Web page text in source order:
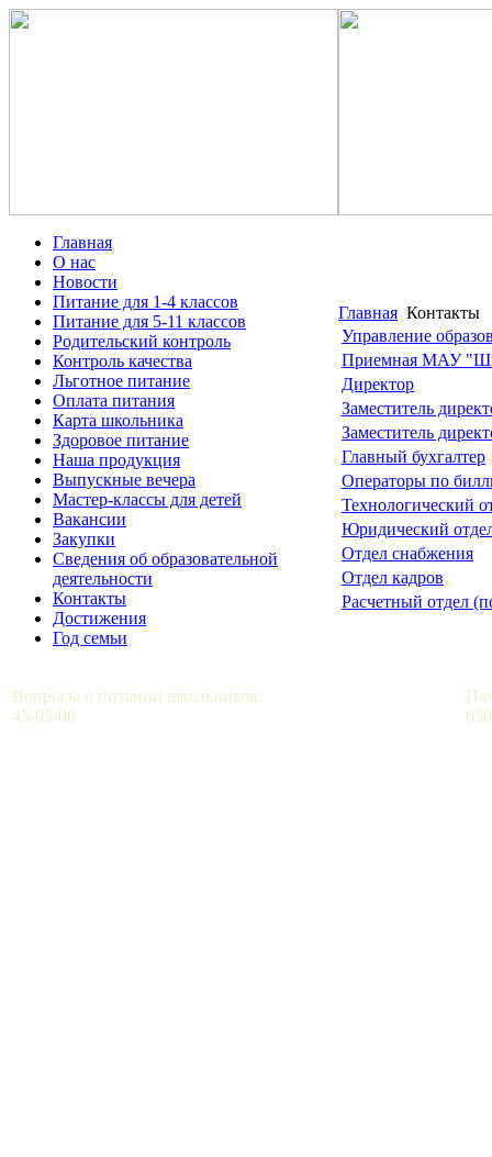
Главная
О нас
Новости
Питание для 1-4 классов
Питание для 5-11 классов
Родительский контроль
Контроль качества
Льготное питание
Оплата питания
Карта школьника
Здоровое питание
Наша продукция
Выпускные вечера
Мастер-классы для детей
Вакансии
Закупки
Сведения об образовательной
деятельности
Контакты
Достижения
Год семьи
Главная Контакты
Управление
Приемная МАУ
Директор
Заместитель
Заместитель
Главный бухгалтер
Операторы по
Технологический
Юридический
Отдел снабжения
Отдел кадров
Расчетный отдел
Вопросы о питании школьников:
45-95-00